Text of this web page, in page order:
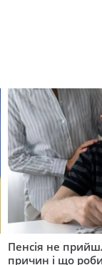
Пенсія не
причин і що